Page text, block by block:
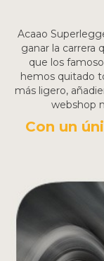
Acaao
ganar la carrera
que los
hemos quitado
más ligero,
webshop
Con un